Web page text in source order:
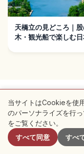
天橋立の見どころ｜
木・観光船で楽しむ
利用規約プラ
当サイトはCookieを使
のパーソナライズを行
をご覧ください。
すべて同意
すべ